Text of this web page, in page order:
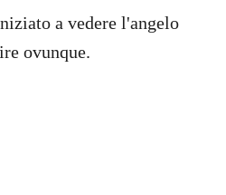
a vedere l'angelo
ovunque.